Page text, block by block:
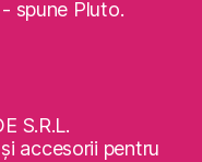
spune Pluto.
S.R.L.
accesorii pentru